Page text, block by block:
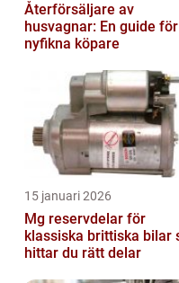
Återförsäljare av
husvagnar: En guide för
nyfikna köpare
15 januari 2026
Mg reservdelar för
klassiska brittiska bilar så
hittar du rätt delar